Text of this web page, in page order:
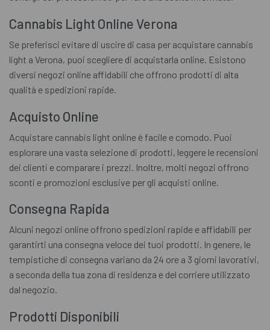
Cannabis Light Online Verona
Se preferisci evitare di uscire di casa per acquistare cannabis
light a Verona, puoi scegliere di acquistarla online. Esistono
diversi negozi online affidabili che offrono prodotti di alta
qualità e spedizioni rapide.
Acquisto Online
Acquistare cannabis light online è facile e comodo. Puoi
esplorare una vasta selezione di prodotti, leggere le recensioni
dei clienti e comparare i prezzi. Inoltre, molti negozi offrono
sconti e promozioni esclusive per gli acquisti online.
Consegna Rapida
Alcuni negozi online offrono spedizioni rapide e affidabili per
garantirti una consegna veloce dei tuoi prodotti. In genere, le
tempistiche di consegna variano da 24 ore a 3 giorni lavorativi,
a seconda della tua zona di residenza e del corriere utilizzato
dal negozio.
Prodotti Disponibili